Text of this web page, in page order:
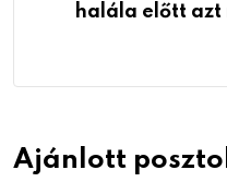
halála előtt azt
Ajánlott